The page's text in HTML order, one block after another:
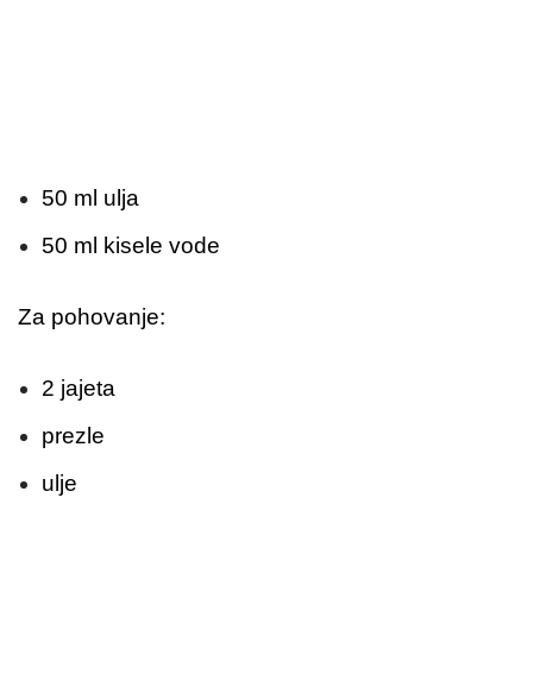
50 ml ulja
50 ml kisele vode
Za pohovanje:
2 jajeta
prezle
ulje